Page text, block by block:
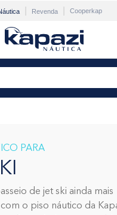
Revenda Cooperkap
PARA
de jet ski ainda mais
o piso náutico da
BUSCADOS